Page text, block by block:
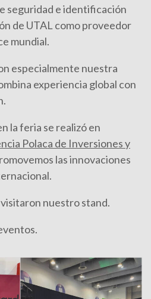
seguridad e identificación
de UTAL como proveedor
mundial.
especialmente nuestra
experiencia global con
la feria se realizó en
Polaca de Inversiones y
las innovaciones
nuestro stand.